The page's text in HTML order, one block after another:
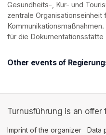
Gesundheits-, Kur- und
zentrale Organisationseinheit
für die Dokumentationsstätte
Other events of
Turnusführung is an offer
Imprint of the organizer Data